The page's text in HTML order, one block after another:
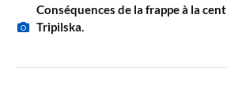
Conséquences de la frappe à la
Tripilska.